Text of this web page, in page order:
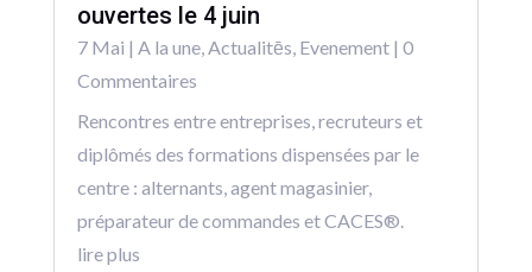
ouvertes le 4 juin
7 Mai | A la une,Actualitēs, Evenement| 0
Commentaires
Rencontres entre entreprises, recruteurs et
diplômés des formations dispensées par le
centre : alternants, agent magasinier,
préparateur de commandes et CACES®.
lire plus